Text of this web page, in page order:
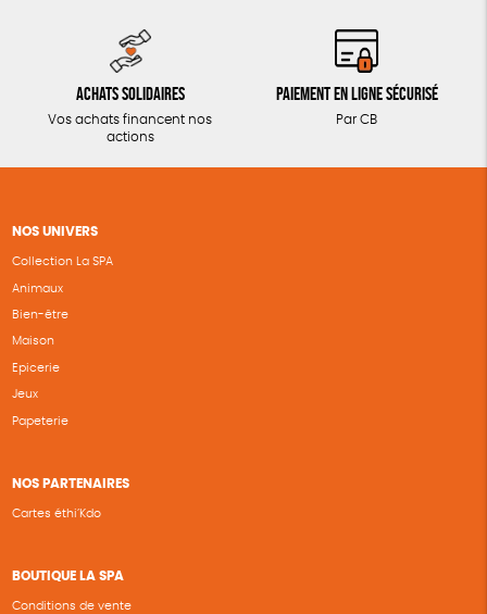
Achats solidaires
Vos achats financent nos
actions
Paiement en ligne sécurisé
Par CB
NOS UNIVERS
Collection La SPA
Animaux
Bien-être
Maison
Epicerie
Jeux
Papeterie
NOS PARTENAIRES
Cartes éthi’Kdo
BOUTIQUE LA SPA
Conditions de vente